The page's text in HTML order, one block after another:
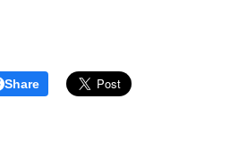
Share